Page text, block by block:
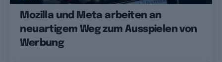
Mozilla und Meta arbeiten an
neuartigem Weg zum Ausspielen von
Werbung